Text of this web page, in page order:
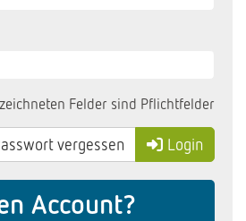
Felder sind Pflichtfelder
vergessen Login
Account?